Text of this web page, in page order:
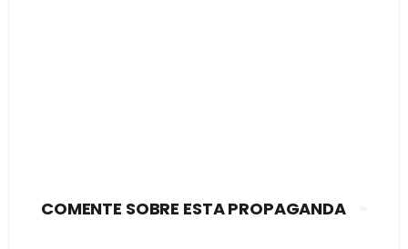
COMENTE SOBRE ESTA PROPAGANDA